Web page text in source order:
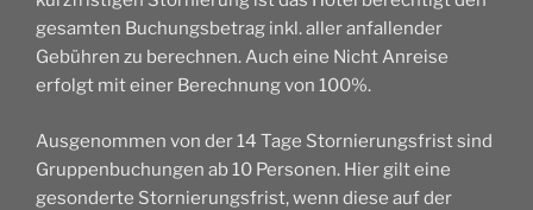
gesamten Buchungsbetrag inkl. aller anfallender
Gebühren zu berechnen. Auch eine Nicht Anreise
erfolgt mit einer Berechnung von 100%.
Ausgenommen von der 14 Tage Stornierungsfrist sind
Gruppenbuchungen ab 10 Personen. Hier gilt eine
gesonderte Stornierungsfrist, wenn diese auf der